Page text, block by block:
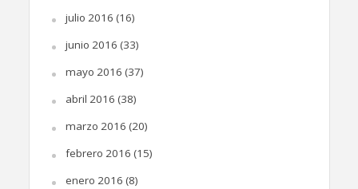
julio 2016 (16)
junio 2016 (33)
mayo 2016 (37)
abril 2016 (38)
marzo 2016 (20)
febrero 2016 (15)
enero 2016 (8)